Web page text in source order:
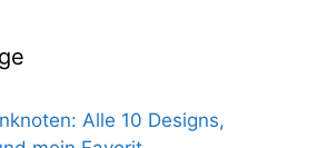
Alle 10 Designs,